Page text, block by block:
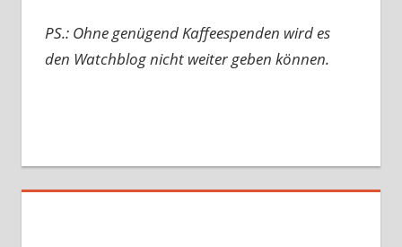
PS.: Ohne genügend Kaffeespenden wird es
den Watchblog nicht weiter geben können.